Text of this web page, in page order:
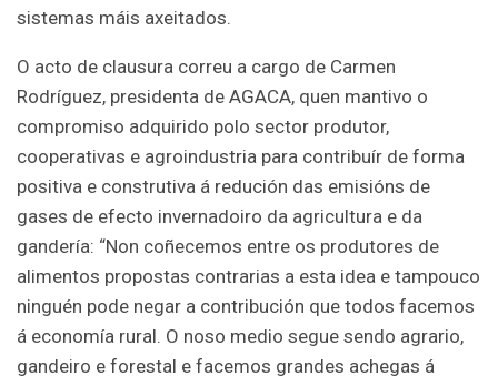
sistemas máis axeitados.
O acto de clausura correu a cargo de Carmen
Rodríguez, presidenta de AGACA, quen mantivo o
compromiso adquirido polo sector produtor,
cooperativas e agroindustria para contribuír de forma
positiva e construtiva á redución das emisións de
gases de efecto invernadoiro da agricultura e da
gandería: “Non coñecemos entre os produtores de
alimentos propostas contrarias a esta idea e tampouco
ninguén pode negar a contribución que todos facemos
á economía rural. O noso medio segue sendo agrario,
gandeiro e forestal e facemos grandes achegas á